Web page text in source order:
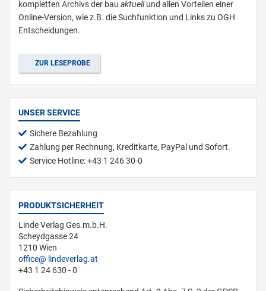
kompletten Archivs der bau aktuellund allen Vorteilen einer
Online-Version, wie z.B. die Suchfunktion und Links zu OGH
Entscheidungen.
ZUR LESEPROBE
UNSER SERVICE
Sichere Bezahlung
Zahlung per Rechnung, Kreditkarte, PayPal und Sofort.
Service Hotline: +43 1 246 30-0
PRODUKTSICHERHEIT
Linde Verlag Ges.m.b.H.
Scheydgasse 24
1210 Wien
office
lindeverlag.at
+43 1 24 630 - 0